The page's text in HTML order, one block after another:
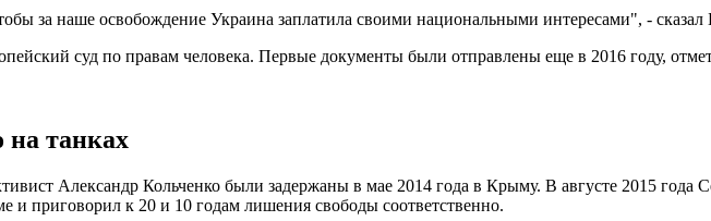
за наше освобождение Украина заплатила своими национальными интересами", - сказал
суд по правам человека. Первые документы были отправлены еще в 2016 году,
танках
Александр Кольченко были задержаны в мае 2014 года в Крыму. В августе 2015 года
и приговорил к 20 и 10 годам лишения свободы соответственно.